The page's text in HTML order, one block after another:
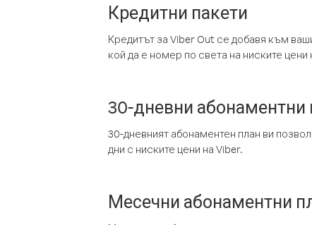
Кредитни пакети
Кредитът за Viber Out се добавя към
кой да е номер по света на ниските цени
30-дневни абонаментни
30-дневният абонаментен план ви
дни с ниските цени на Viber.
Месечни абонаментни